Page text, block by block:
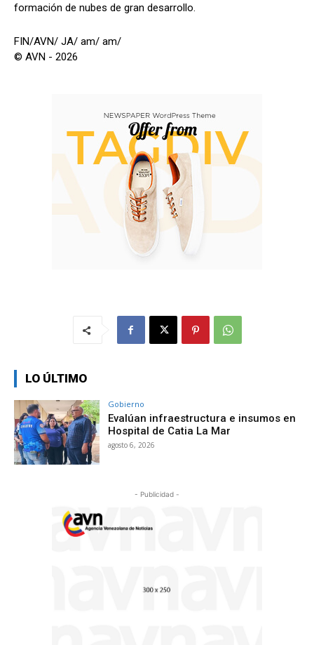
formación de nubes de gran desarrollo.
FIN/AVN/ JA/ am/ am/
© AVN - 2026
LO ÚLTIMO
Gobierno
Evalúan infraestructura e insumos en
Hospital de Catia La Mar
agosto 6, 2026
- Publicidad -